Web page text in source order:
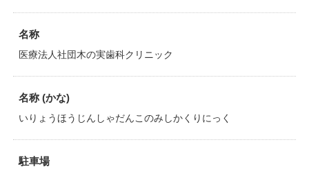
名称
医療法人社団木の実歯科クリニック
名称 (かな)
いりょうほうじんしゃだんこのみしかくりにっく
駐車場